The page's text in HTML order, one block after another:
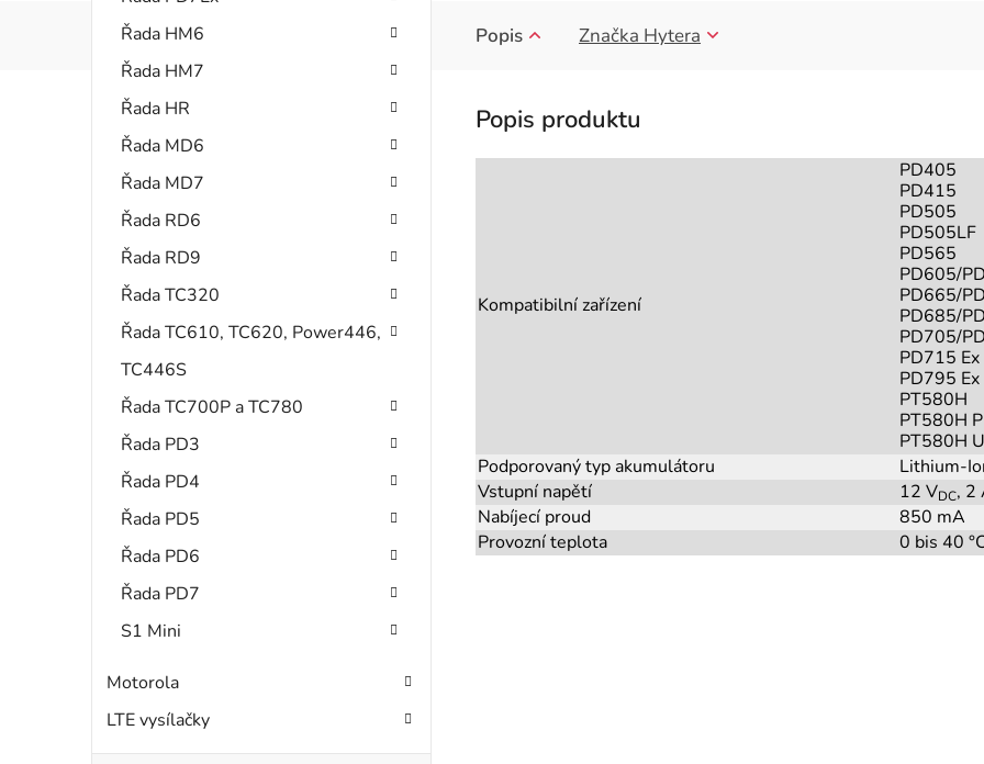
Řada HM6
Řada HM7
Řada HR
Řada MD6
Řada MD7
Řada RD6
Řada RD9
Řada TC320
Řada TC610, TC620, Power446,
TC446S
Řada TC700P a TC780
Řada PD3
Řada PD4
Řada PD5
Řada PD6
Řada PD7
S1 Mini
Motorola
LTE vysílačky
Popis Značka Hytera
Kompatibilní zařízení
PD405
PD415
PD505
PD505LF
PD565
PD605/
PD665/
PD685/
PD705/
PD715 Ex
PD795 Ex
PT580H
PT580H
PT580H
Podporovaný typ akumulátoru
Lithium-
Vstupní napětí
12 VDC, 2
Nabíjecí proud
850 mA
Provozní teplota
0 bis 40